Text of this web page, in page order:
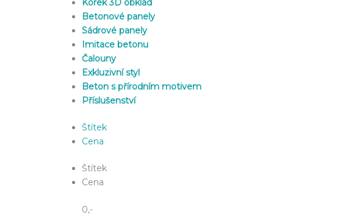
Korek 3D obklad
Betonové panely
Sádrové panely
Imitace betonu
Čalouny
Exkluzivní styl
Beton s přírodním motivem
Příslušenství
Štítek
Cena
Štítek
Cena
0,-